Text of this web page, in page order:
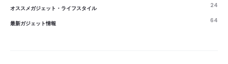
オススメガジェット・ライフスタイル 24
最新ガジェット情報 64